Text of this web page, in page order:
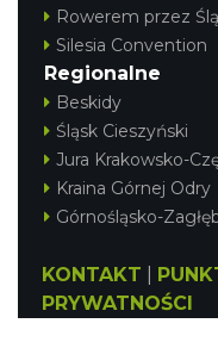
Rowerem przez
Silesia Convention
Regionalne
Beskidy
Śląsk Cieszyński
Jura Krakowsko-
Kraina Górnej Odry
Górnośląsko-
KONTAKT
PRYWATNOŚCI